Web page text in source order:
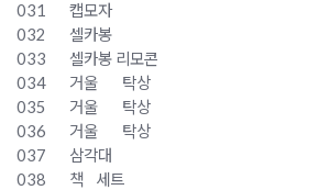
031
캡모자
032
셀카봉
033
셀카봉 리모콘
034
거울
탁상
035
거울
탁상
036
거울
탁상
037
삼각대
038
책
세트